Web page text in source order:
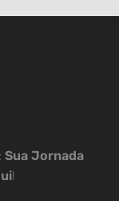
Sua Jornada
!